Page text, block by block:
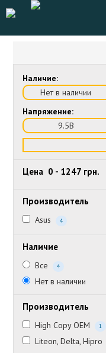
Наличие:
Нет в наличии
Напряжение:
9.5В
Цена 0 - 1247 грн.
Производитель
Asus 4
Наличие
Все 4
Нет в наличии
Производитель
High Copy OEM 1
Liteon, Delta, Hipro